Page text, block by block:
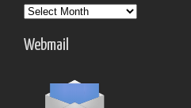
Arhiva
Webmail